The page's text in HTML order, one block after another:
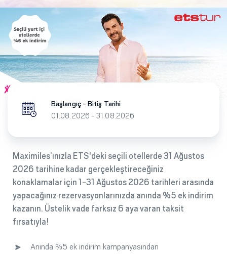
Başlangıç - Bitiş Tarihi
01.08.2026 - 31.08.2026
Maximiles’ınızla ETS'deki seçili otellerde 31 Ağustos
2026 tarihine kadar gerçekleştireceğiniz
konaklamalar için 1-31 Ağustos 2026 tarihleri arasında
yapacağınız rezervasyonlarınızda anında %5 ek indirim
kazanın. Üstelik vade farksız 6 aya varan taksit
fırsatıyla!
Anında %5 ek indirim kampanyasından